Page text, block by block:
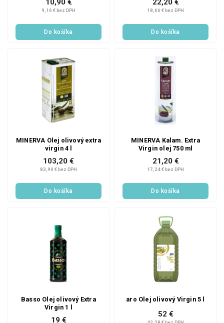
9,16 € bez DPH
10,90 €
Do košíka
18,66 € bez DPH
22,20 €
Do košíka
MINERVA Olej olivový extra
virgin 4 l
83,90 € bez DPH
103,20 €
Do košíka
MINERVA Kalam. Extra
Virgin olej 750 ml
17,24 € bez DPH
21,20 €
Do košíka
Basso Olej olivový Extra
Virgin 1 l
19 €
aro Olej olivový Virgin 5 l
52 €